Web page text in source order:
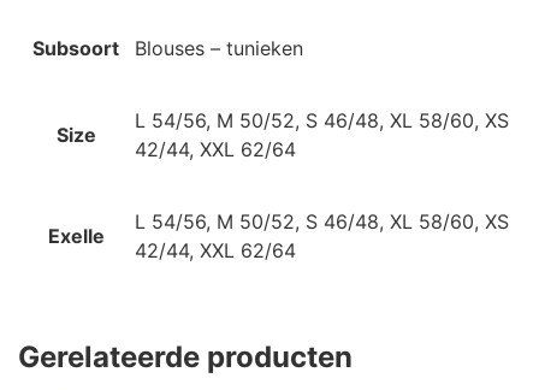
Subsoort Blouses – tunieken
Size
L 54/56, M 50/52, S 46/48, XL 58/60, XS
42/44, XXL 62/64
Exelle
L 54/56, M 50/52, S 46/48, XL 58/60, XS
42/44, XXL 62/64
Gerelateerde producten